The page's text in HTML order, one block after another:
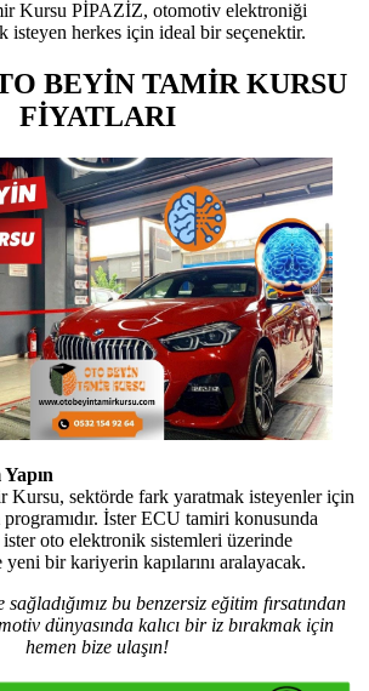
Kursu PİPAZİZ, otomotiv elektroniği
isteyen herkes için ideal bir seçenektir.
BEYİN TAMİR KURSU
FİYATLARI
sektörde fark yaratmak isteyenler için
programıdır. İster ECU tamiri konusunda
oto elektronik sistemleri üzerinde
yeni bir kariyerin kapılarını aralayacak.
bu benzersiz eğitim fırsatından
dünyasında kalıcı bir iz bırakmak için
hemen bize ulaşın!